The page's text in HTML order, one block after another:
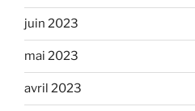
juin 2023
mai 2023
avril 2023